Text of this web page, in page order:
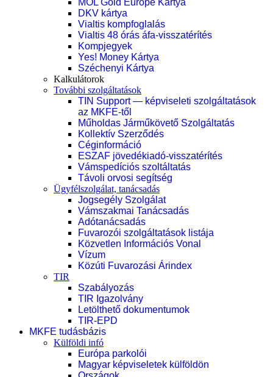
MOL Gold Europe Kártya
DKV kártya
Vialtis kompfoglalás
Vialtis 48 órás áfa-visszatérítés
Kompjegyek
Yes! Money Kártya
Széchenyi Kártya
Kalkulátorok
További szolgáltatások
TIN Support — képviseleti szolgáltatások
az MKFE-től
Műholdas Járműkövető Szolgáltatás
Kollektív Szerződés
Céginformáció
ESZAF jövedékiadó-visszatérítés
Vámspedíciós szoltáltatás
Távoli orvosi segítség
Ügyfélszolgálat, tanácsadás
Jogsegély Szolgálat
Vámszakmai Tanácsadás
Adótanácsadás
Fuvarozói szolgáltatások listája
Közvetlen Információs Vonal
Vízum
Közúti Fuvarozási Árindex
TIR
Szabályozás
TIR Igazolvány
Letölthető dokumentumok
TIR-EPD
MKFE tudásbázis
Külföldi infó
Európa parkolói
Magyar képviseletek külföldön